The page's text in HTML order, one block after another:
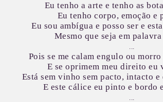
Eu tenho a arte e tenho as
Eu tenho corpo, emoção e
Eu sou ambígua e posso ser e
Mesmo que seja em
...
Pois se me calam engulo ou
E se oprimem meu direito eu
Está sem vinho sem pacto, intacto e
E este cálice eu pinto e bordo
...